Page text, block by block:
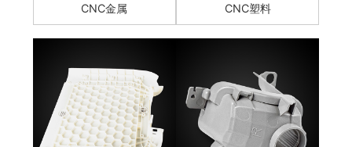
CNC金属 CNC塑料